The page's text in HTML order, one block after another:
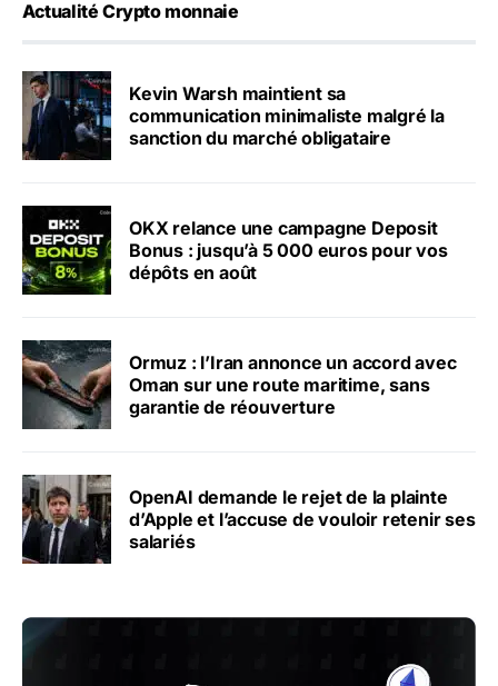
Actualité Crypto monnaie
Kevin Warsh maintient sa
communication minimaliste malgré la
sanction du marché obligataire
OKX relance une campagne Deposit
Bonus : jusqu’à 5 000 euros pour vos
dépôts en août
Ormuz : l’Iran annonce un accord avec
Oman sur une route maritime, sans
garantie de réouverture
OpenAI demande le rejet de la plainte
d’Apple et l’accuse de vouloir retenir ses
salariés